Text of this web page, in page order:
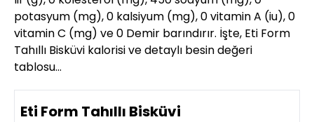
potasyum (mg), 0 kalsiyum (mg), 0 vitamin A (iu), 0
vitamin C (mg) ve 0 Demir barındırır. İşte, Eti Form
Tahıllı Bisküvi kalorisi ve detaylı besin değeri
tablosu…
Eti Form Tahıllı Bisküvi